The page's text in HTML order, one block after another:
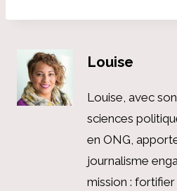
Louise
Louise, avec
sciences
en ONG,
journalisme
mission :